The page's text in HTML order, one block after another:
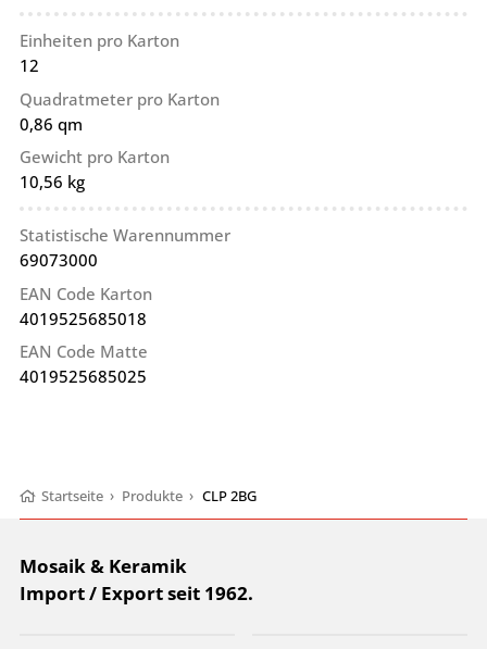
Einheiten pro Karton
12
Quadratmeter pro Karton
0,86 qm
Gewicht pro Karton
10,56 kg
Statistische Warennummer
69073000
EAN Code Karton
4019525685018
EAN Code Matte
4019525685025
Startseite › Produkte › CLP 2BG
Mosaik & Keramik
Import / Export seit 1962.